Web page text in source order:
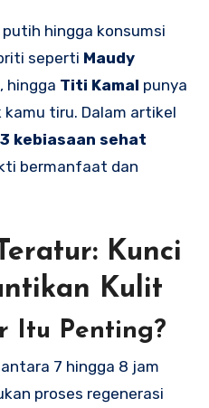
hingga konsumsi
seperti Maudy
, hingga Titi Kamal punya
tiru. Dalam artikel
3 kebiasaan sehat
bermanfaat dan
Kunci
Kulit
Itu Penting?
7 hingga 8 jam
proses regenerasi